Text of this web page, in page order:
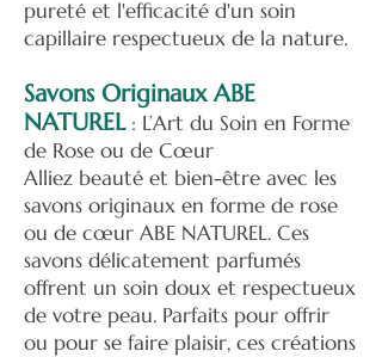
pureté et l'efficacité d'un soin
capillaire respectueux de la nature.
Savons Originaux ABE
NATUREL: L’Art du Soin en Forme
de Rose ou de Cœur
Alliez beauté et bien-être avec les
savons originaux en forme de rose
ou de cœur ABE NATUREL. Ces
savons délicatement parfumés
offrent un soin doux et respectueux
de votre peau. Parfaits pour offrir
ou pour se faire plaisir, ces créations